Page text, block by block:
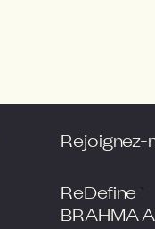
Rejoignez-
ReDefine
BRAHMA AI